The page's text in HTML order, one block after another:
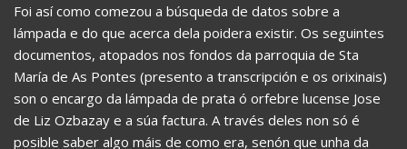
Foi así como comezou a búsqueda de datos sobre a
lámpada e do que acerca dela poidera existir. Os seguintes
documentos, atopados nos fondos da parroquia de Sta
María de As Pontes (presento a transcripción e os orixinais)
son o encargo da lámpada de prata ó orfebre lucense Jose
de Liz Ozbazay e a súa factura. A través deles non só é
posible saber algo máis de como era, senón que unha da